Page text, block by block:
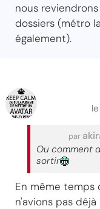
nous
dossiers (métro
également).
par
Ou comment
sortir
En même temps
n'avions pas